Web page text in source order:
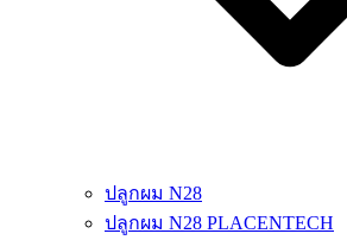
ปลูกผม N28
ปลูกผม N28 PLACENTECH